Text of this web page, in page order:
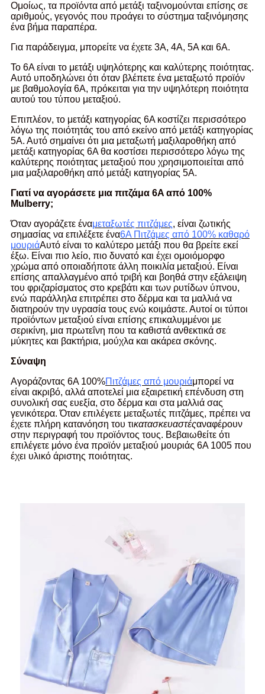
Ομοίως, τα προϊόντα από μετάξι ταξινομούνται επίσης σε
αριθμούς, γεγονός που προάγει το σύστημα ταξινόμησης
ένα βήμα παραπέρα.
Για παράδειγμα, μπορείτε να έχετε 3A, 4A, 5A και 6A.
Το 6Α είναι το μετάξι υψηλότερης και καλύτερης ποιότητας.
Αυτό υποδηλώνει ότι όταν βλέπετε ένα μεταξωτό προϊόν
με βαθμολογία 6Α, πρόκειται για την υψηλότερη ποιότητα
αυτού του τύπου μεταξιού.
Επιπλέον, το μετάξι κατηγορίας 6Α κοστίζει περισσότερο
λόγω της ποιότητάς του από εκείνο από μετάξι κατηγορίας
5Α. Αυτό σημαίνει ότι μια μεταξωτή μαξιλαροθήκη από
μετάξι κατηγορίας 6Α θα κοστίσει περισσότερο λόγω της
καλύτερης ποιότητας μεταξιού που χρησιμοποιείται από
μια μαξιλαροθήκη από μετάξι κατηγορίας 5Α.
Γιατί να αγοράσετε μια πιτζάμα 6A από 100%
Mulberry;
Όταν αγοράζετε έναμεταξωτές πιτζάμες, είναι ζωτικής
σημασίας να επιλέξετε ένα6A Πιτζάμες από 100% καθαρό
μουριάΑυτό είναι το καλύτερο μετάξι που θα βρείτε εκεί
έξω. Είναι πιο λείο, πιο δυνατό και έχει ομοιόμορφο
χρώμα από οποιαδήποτε άλλη ποικιλία μεταξιού. Είναι
επίσης απαλλαγμένο από τριβή και βοηθά στην εξάλειψη
του φριζαρίσματος στο κρεβάτι και των ρυτίδων ύπνου,
ενώ παράλληλα επιτρέπει στο δέρμα και τα μαλλιά να
διατηρούν την υγρασία τους ενώ κοιμάστε. Αυτοί οι τύποι
προϊόντων μεταξιού είναι επίσης επικαλυμμένοι με
σερικίνη, μια πρωτεΐνη που τα καθιστά ανθεκτικά σε
μύκητες και βακτήρια, μούχλα και ακάρεα σκόνης.
Σύναψη
Αγοράζοντας 6Α 100%Πιτζάμες από μουριάμπορεί να
είναι ακριβό, αλλά αποτελεί μια εξαιρετική επένδυση στη
συνολική σας ευεξία, στο δέρμα και στα μαλλιά σας
γενικότερα. Όταν επιλέγετε μεταξωτές πιτζάμες, πρέπει να
έχετε πλήρη κατανόηση του τικατασκευαστέςαναφέρουν
στην περιγραφή του προϊόντος τους. Βεβαιωθείτε ότι
επιλέγετε μόνο ένα προϊόν μεταξιού μουριάς 6A 1005 που
έχει υλικό άριστης ποιότητας.